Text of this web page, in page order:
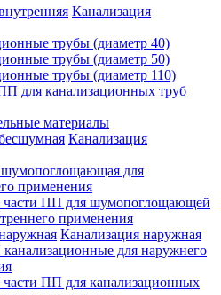
Канализация
трубы (диаметр 40)
трубы (диаметр 50)
трубы (диаметр 110)
для канализационных труб
материалы
Канализация
для
применения
ПП для шумопоглощающей
применения
Канализация наружная
для наружнего
ПП для канализационных